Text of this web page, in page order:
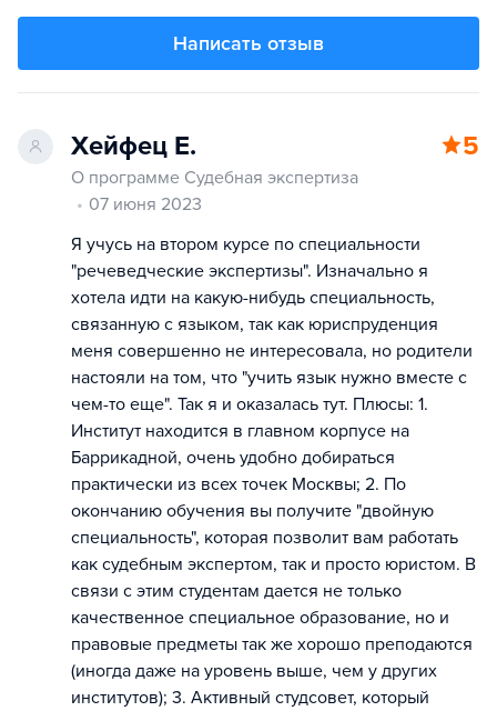
Написать отзыв
Хейфец Е. 5
О программе Судебная экспертиза
07 июня 2023
Я учусь на втором курсе по специальности
"речеведческие экспертизы". Изначально я
хотела идти на какую-нибудь специальность,
связанную с языком, так как юриспруденция
меня совершенно не интересовала, но родители
настояли на том, что "учить язык нужно вместе с
чем-то еще". Так я и оказалась тут. Плюсы: 1.
Институт находится в главном корпусе на
Баррикадной, очень удобно добираться
практически из всех точек Москвы; 2. По
окончанию обучения вы получите "двойную
специальность", которая позволит вам работать
как судебным экспертом, так и просто юристом. В
связи с этим студентам дается не только
качественное специальное образование, но и
правовые предметы так же хорошо преподаются
(иногда даже на уровень выше, чем у других
институтов); 3. Активный студсовет, который